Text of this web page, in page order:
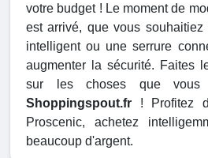
votre budget ! Le moment de
est arrivé, que vous
intelligent ou une serrure
augmenter la sécurité. Faites
sur les choses que vous
Shoppingspout.fr ! Profitez
Proscenic, achetez
beaucoup d'argent.